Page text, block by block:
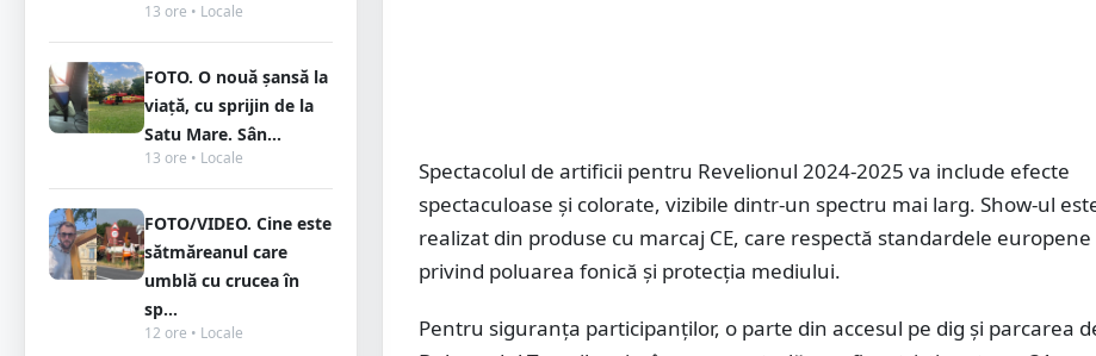
13 ore • Locale
FOTO. O nouă șansă la
viață, cu sprijin de la
Satu Mare. Sân...
13 ore • Locale
FOTO/VIDEO. Cine este
sătmăreanul care
umblă cu crucea în
sp...
12 ore • Locale
Spectacolul de artificii pentru Revelionul 2024-2025 va include efecte
spectaculoase și colorate, vizibile dintr-un spectru mai larg. Show-ul
realizat din produse cu marcaj CE, care respectă standardele europene
privind poluarea fonică și protecția mediului.
Pentru siguranța participanților, o parte din accesul pe dig și parcarea